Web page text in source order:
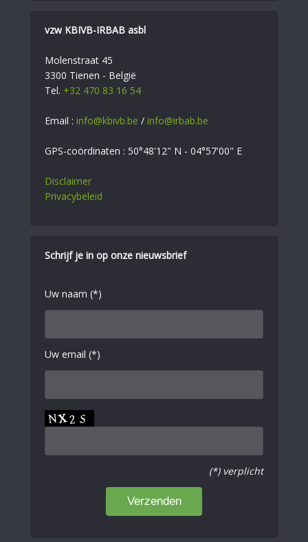
vzw KBIVB-IRBAB asbl
Molenstraat 45
3300 Tienen - België
Tel. +32 470 83 16 54
Email : info@kbivb.be / info@irbab.be
GPS-coördinaten : 50°48'12" N - 04°57'00" E
Disclaimer
Privacybeleid
Schrijf je in op onze nieuwsbrief
Uw naam (*)
Uw email (*)
(*) verplicht